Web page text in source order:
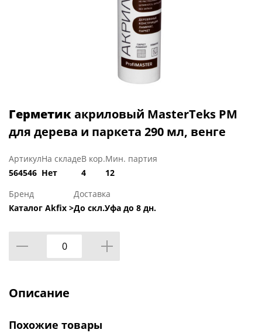
Герметикакриловый MasterTeks PM
для дерева и паркета 290 мл, венге
Артикул
564546
На складе
Нет
В кор.
4
Мин. партия
12
Бренд
Каталог Akfix >
Доставка
До скл.Уфа до 8 дн.
Описание
Похожие товары